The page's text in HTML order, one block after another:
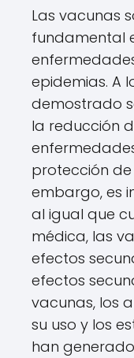
Las vacunas
fundamental
epidemias. A
demostrado
la reducción
protección de
embargo, es
al igual que
médica, las
efectos
efectos
vacunas, los
su uso y los
han